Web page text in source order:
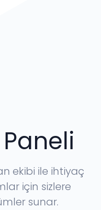
ekibi ile ihtiyaç
için sizlere
sunar.